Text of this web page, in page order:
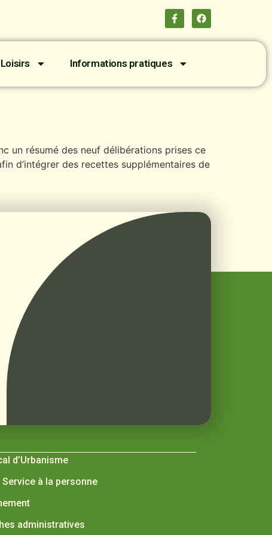
Informations pratiques
un résumé des neuf délibérations prises ce
d’intégrer des recettes supplémentaires de
d’Urbanisme
Service à la personne
administratives